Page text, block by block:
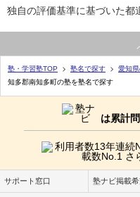
独自の評価基準に基づいた都
塾・学習塾TOP 塾名で探す
愛知
知多郡南知多町の塾を塾名で探す
は累計
サポート窓口 塾ナビ掲載